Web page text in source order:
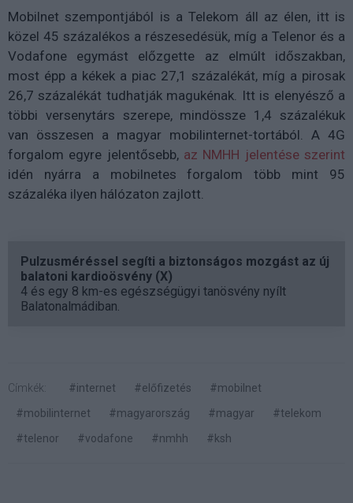
Mobilnet szempontjából is a Telekom áll az élen, itt is
közel 45 százalékos a részesedésük, míg a Telenor és a
Vodafone egymást előzgette az elmúlt időszakban,
most épp a kékek a piac 27,1 százalékát, míg a pirosak
26,7 százalékát tudhatják magukénak. Itt is elenyésző a
többi versenytárs szerepe, mindössze 1,4 százalékuk
van összesen a magyar mobilinternet-tortából. A 4G
forgalom egyre jelentősebb, az NMHH jelentése szerint
idén nyárra a mobilnetes forgalom több mint 95
százaléka ilyen hálózaton zajlott.
Pulzusméréssel segíti a biztonságos mozgást az új
balatoni kardioösvény (X)
4 és egy 8 km-es egészségügyi tanösvény nyílt
Balatonalmádiban.
Címkék: #internet #előfizetés
#mobilnet
#mobilinternet
#magyarország #magyar
#telekom
#telenor
#vodafone #nmhh #ksh